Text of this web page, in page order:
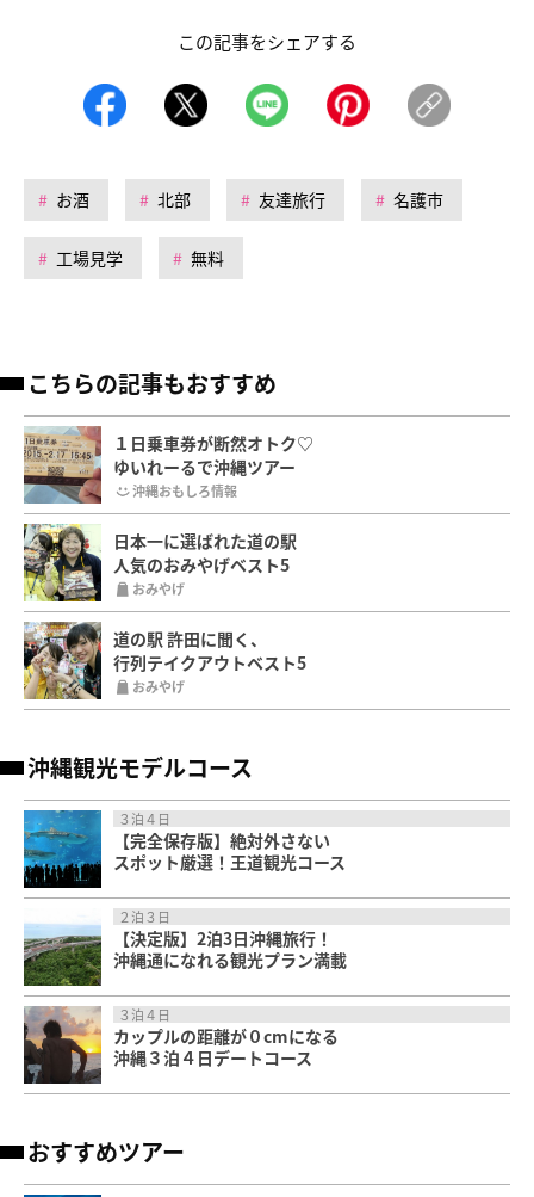
この記事をシェアする
お酒 北部 友達旅行 名護市
工場見学 無料
こちらの記事もおすすめ
１日乗車券が断然オトク♡
ゆいれーるで沖縄ツアー
沖縄おもしろ情報
日本一に選ばれた道の駅
人気のおみやげベスト5
おみやげ
道の駅 許田に聞く、
行列テイクアウトベスト5
おみやげ
沖縄観光モデルコース
３泊４日
【完全保存版】絶対外さない
スポット厳選！王道観光コース
２泊３日
【決定版】2泊3日沖縄旅行！
沖縄通になれる観光プラン満載
３泊４日
カップルの距離が０cmになる
沖縄３泊４日デートコース
おすすめツアー